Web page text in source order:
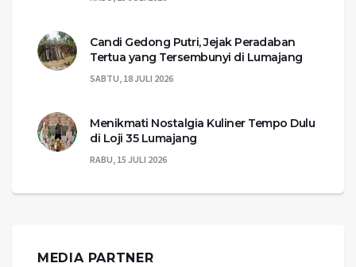
Candi Gedong Putri, Jejak Peradaban
Tertua yang Tersembunyi di Lumajang
SABTU, 18 JULI 2026
Menikmati Nostalgia Kuliner Tempo Dulu
di Loji 35 Lumajang
RABU, 15 JULI 2026
MEDIA PARTNER